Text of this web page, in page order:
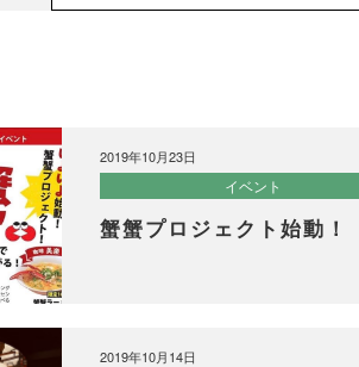
2019年10月23日
イベント
蟹蟹プロジェクト始動！
2019年10月14日